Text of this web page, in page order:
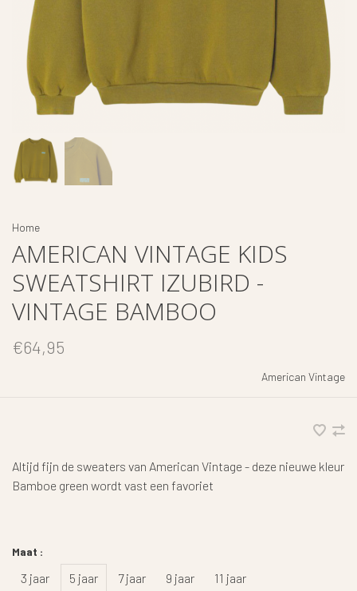
Home
AMERICAN VINTAGE KIDS
SWEATSHIRT IZUBIRD -
VINTAGE BAMBOO
€64,95
American Vintage
Altijd fijn de sweaters van American Vintage - deze nieuwe kleur
Bamboe green wordt vast een favoriet
Maat :
3 jaar 5 jaar 7 jaar 9 jaar
11 jaar